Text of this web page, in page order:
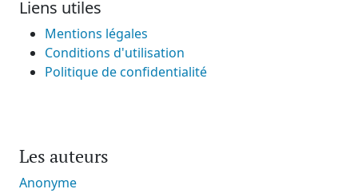
Liens utiles
Mentions légales
Conditions d'utilisation
Politique de confidentialité
Les auteurs
Anonyme